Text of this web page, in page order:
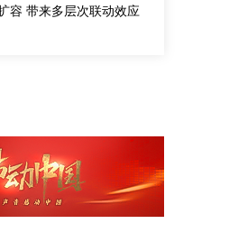
容 带来多层次联动效应